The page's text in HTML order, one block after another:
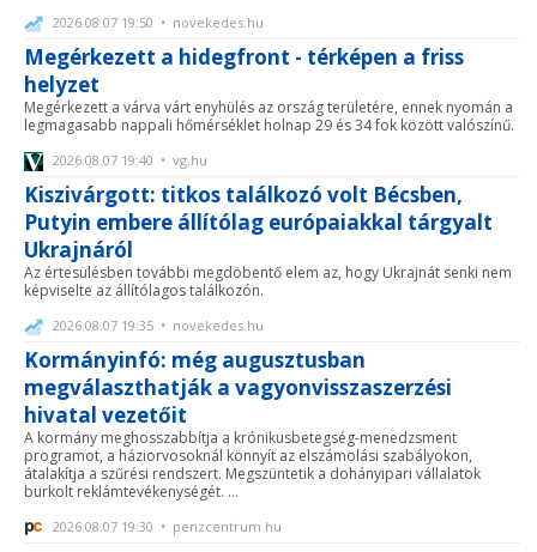
2026.08.07 19:50 • novekedes.hu
Megérkezett a hidegfront - térképen a friss
helyzet
Megérkezett a várva várt enyhülés az ország területére, ennek nyomán a
legmagasabb nappali hőmérséklet holnap 29 és 34 fok között valószínű.
2026.08.07 19:40 • vg.hu
Kiszivárgott: titkos találkozó volt Bécsben,
Putyin embere állítólag európaiakkal tárgyalt
Ukrajnáról
Az értesülésben további megdöbentő elem az, hogy Ukrajnát senki nem
képviselte az állítólagos találkozón.
2026.08.07 19:35 • novekedes.hu
Kormányinfó: még augusztusban
megválaszthatják a vagyonvisszaszerzési
hivatal vezetőit
A kormány meghosszabbítja a krónikusbetegség-menedzsment
programot, a háziorvosoknál könnyít az elszámolási szabályokon,
átalakítja a szűrési rendszert. Megszüntetik a dohányipari vállalatok
burkolt reklámtevékenységét. ...
2026.08.07 19:30 • penzcentrum.hu